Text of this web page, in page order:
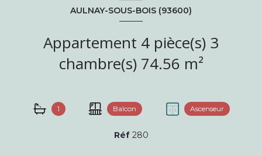
AULNAY-SOUS-BOIS (93600)
Appartement 4 pièce(s) 3
chambre(s) 74.56 m²
1 Balcon Ascenseur
Réf 280